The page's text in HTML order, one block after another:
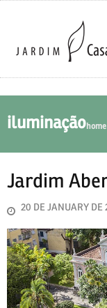
iluminaçãohome
Jardim
20 DE JANUARY DE